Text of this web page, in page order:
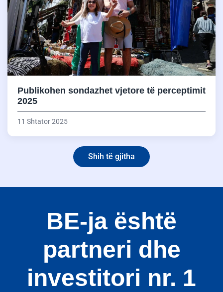
Publikohen sondazhet vjetore të perceptimit
2025
11 Shtator 2025
Shih të gjitha
BE-ja është
partneri dhe
investitori nr. 1